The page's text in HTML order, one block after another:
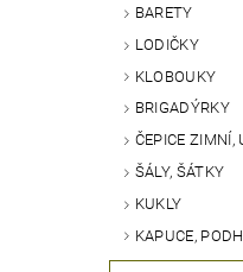
BARETY
LODIČKY
KLOBOUKY
BRIGADÝRKY
ČEPICE ZIMNÍ,
ŠÁLY, ŠÁTKY
KUKLY
KAPUCE,